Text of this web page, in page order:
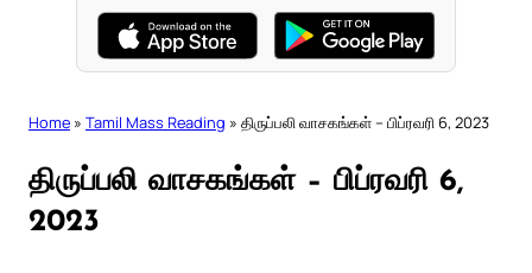
Home » Tamil Mass Reading » திருப்பலி வாசகங்கள் – பிப்ரவரி 6, 2023
திருப்பலி வாசகங்கள் – பிப்ரவரி 6,
2023